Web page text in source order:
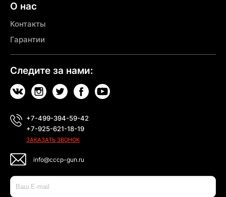
О нас
Контакты
Гарантии
Следите за нами:
+7-499-394-59-42
+7-925-621-18-19
ЗАКАЗАТЬ ЗВОНОК
info@cccp-gun.ru